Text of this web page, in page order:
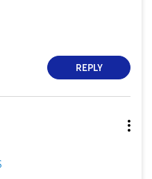
REPLY